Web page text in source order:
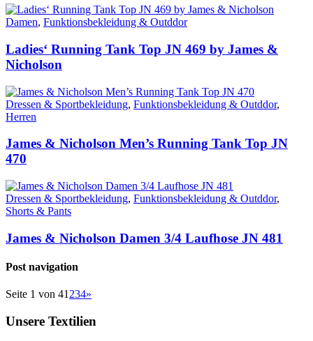
Damen, Funktionsbekleidung & Outddor
Ladies‘ Running Tank Top JN 469 by James &
Nicholson
Dressen & Sportbekleidung, Funktionsbekleidung & Outddor,
Herren
James & Nicholson Men’s Running Tank Top JN
470
Dressen & Sportbekleidung, Funktionsbekleidung & Outddor,
Shorts & Pants
James & Nicholson Damen 3/4 Laufhose JN 481
Post navigation
Seite 1 von 41 234»
Unsere Textilien